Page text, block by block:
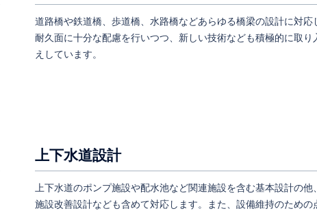
道路橋や鉄道橋、歩道橋、水路橋などあらゆる橋梁の設計に対応
耐久面に十分な配慮を行いつつ、新しい技術なども積極的に取り
えしています。
上下水道設計
上下水道のポンプ施設や配水池など関連施設を含む基本設計の
施設改善設計なども含めて対応します。また、設備維持のための